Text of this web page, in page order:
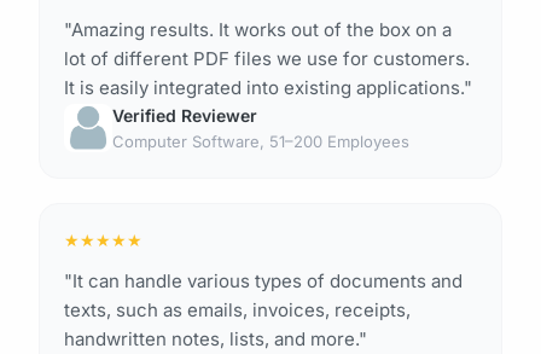
"Amazing results. It works out of the box on a
lot of different PDF files we use for customers.
It is easily integrated into existing applications."
Verified Reviewer
Computer Software, 51–200 Employees
★★★★★
"It can handle various types of documents and
texts, such as emails, invoices, receipts,
handwritten notes, lists, and more."